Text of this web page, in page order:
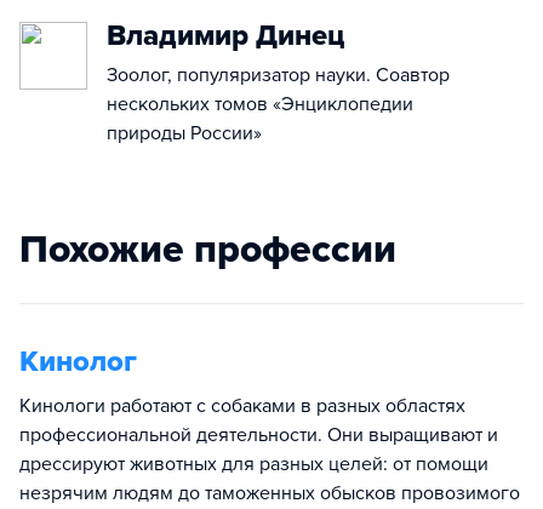
Владимир Динец
Зоолог, популяризатор науки. Соавтор
нескольких томов «Энциклопедии
природы России»
Похожие профессии
Кинолог
Кинологи работают с собаками в разных областях
профессиональной деятельности. Они выращивают и
дрессируют животных для разных целей: от помощи
незрячим людям до таможенных обысков провозимого